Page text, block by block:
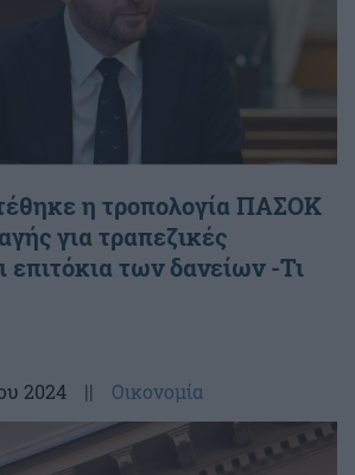
η τροπολογία ΠΑΣΟΚ
για τραπεζικές
επιτόκια των δανείων -Τι
2024 || Οικονομία